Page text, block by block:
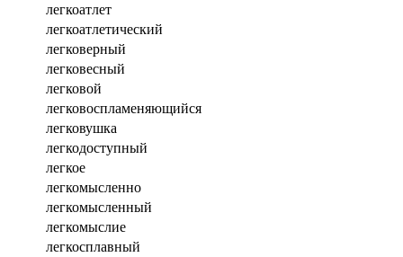
легкоатлет
легкоатлетический
легковерный
легковесный
легковой
легковоспламеняющийся
легковушка
легкодоступный
легкое
легкомысленно
легкомысленный
легкомыслие
легкосплавный